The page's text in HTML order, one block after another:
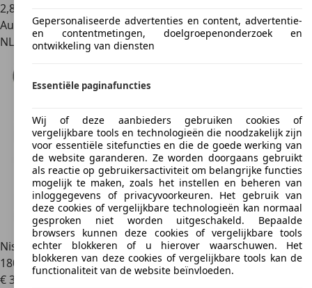
2,8
Autobedrijf
NL 7324 ABApeldoorn
Nissan X-Trail
1.5 E-4ORCE 213PK TEKNA 4WD AUT. 5 PERS |
1800 kg
€ 39.750
Gepersonaliseerde advertenties en content, advertentie-
en contentmetingen, doelgroepenonderzoek en
ontwikkeling van diensten
Essentiële paginafuncties
Wij of deze aanbieders gebruiken cookies of
vergelijkbare tools en technologieën die noodzakelijk zijn
voor essentiële sitefuncties en die de goede werking van
de website garanderen. Ze worden doorgaans gebruikt
als reactie op gebruikersactiviteit om belangrijke functies
mogelijk te maken, zoals het instellen en beheren van
inloggegevens of privacyvoorkeuren. Het gebruik van
deze cookies of vergelijkbare technologieën kan normaal
gesproken niet worden uitgeschakeld. Bepaalde
browsers kunnen deze cookies of vergelijkbare tools
echter blokkeren of u hierover waarschuwen. Het
blokkeren van deze cookies of vergelijkbare tools kan de
functionaliteit van de website beïnvloeden.